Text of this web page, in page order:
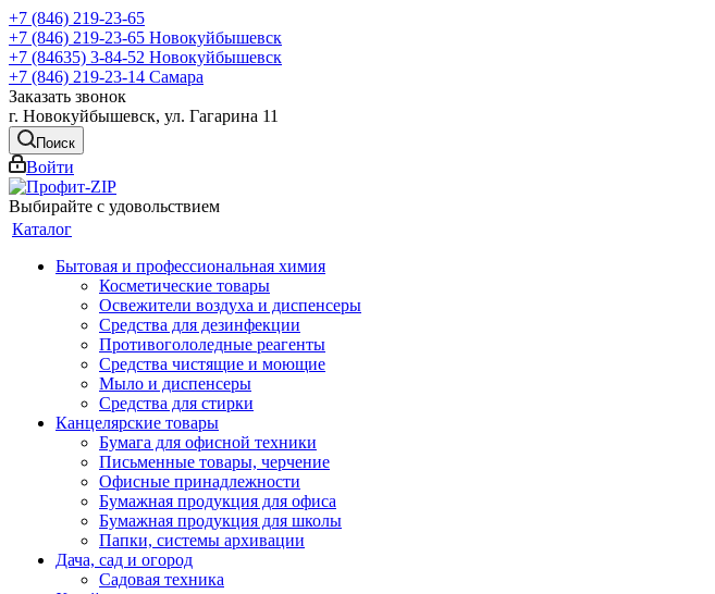
+7 (846) 219-23-65
+7 (846) 219-23-65 Новокуйбышевск
+7 (84635) 3-84-52 Новокуйбышевск
+7 (846) 219-23-14 Самара
Заказать звонок
г. Новокуйбышевск, ул. Гагарина 11
Поиск
Войти
Выбирайте с удовольствием
Каталог
Бытовая и профессиональная химия
Косметические товары
Освежители воздуха и диспенсеры
Средства для дезинфекции
Противогололедные реагенты
Средства чистящие и моющие
Мыло и диспенсеры
Средства для стирки
Канцелярские товары
Бумага для офисной техники
Письменные товары, черчение
Офисные принадлежности
Бумажная продукция для офиса
Бумажная продукция для школы
Папки, системы архивации
Дача, сад и огород
Садовая техника